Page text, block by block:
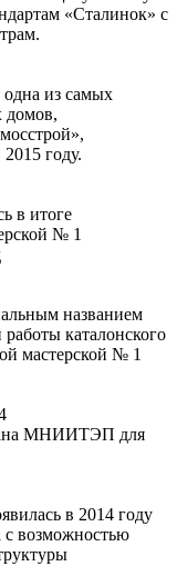
«Сталинок» с
из самых
домов,
году.
в итоге
№ 1
названием
работы каталонского
мастерской № 1
МНИИТЭП для
в 2014 году
с возможностью